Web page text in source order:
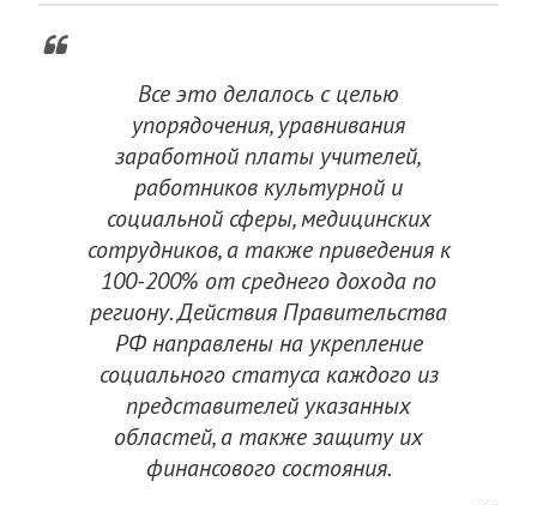
Все это делалось с целью
упорядочения, уравнивания
заработной платы учителей,
работников культурной и
социальной сферы, медицинских
сотрудников, а также приведения к
100-200% от среднего дохода по
региону. Действия Правительства
РФ направлены на укрепление
социального статуса каждого из
представителей указанных
областей, а также защиту их
финансового состояния.